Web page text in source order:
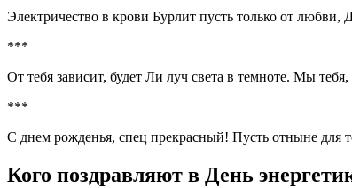
Электричество в крови Бурлит пусть только от
***
От тебя зависит, будет Ли луч света в темноте. Мы
***
С днем рожденья, спец прекрасный! Пусть отныне для
Кого поздравляют в День